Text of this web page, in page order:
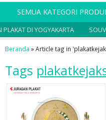
SEMUA KATEGORI
DI YOGYAKARTA
Beranda »Article tag in
Tags